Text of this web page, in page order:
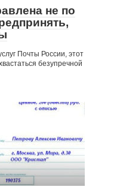
не по
Почты России, этот
безупречной